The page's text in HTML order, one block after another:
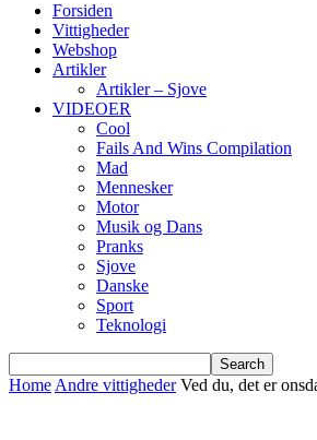
Forsiden
Vittigheder
Webshop
Artikler
Artikler – Sjove
VIDEOER
Cool
Fails And Wins Compilation
Mad
Mennesker
Motor
Musik og Dans
Pranks
Sjove
Danske
Sport
Teknologi
Home Andre vittigheder Ved du, det er